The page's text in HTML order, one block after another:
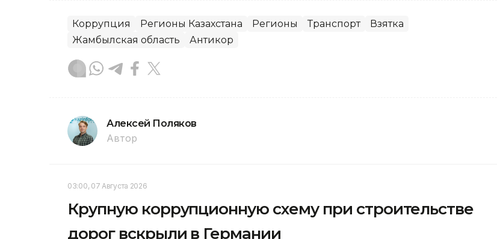
Коррупция Регионы Казахстана Регионы Транспорт
Взятка
Жамбылская область
Антикор
Алексей Поляков
Автор
03:00, 07 Августа 2026
Крупную коррупционную схему при строительстве
дорог вскрыли в Германии